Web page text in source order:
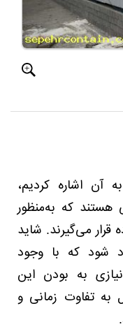
در
میان
مردم
عادی
و
مشاغل
منعطف
نسبت
به‌حساب
می‌آید
که
خود
آن اشاره کردیم،
هستند که به‌منظور
قرار می‌گیرند. شاید
شود که با وجود
به بودن این
به تفاوت زمانی و